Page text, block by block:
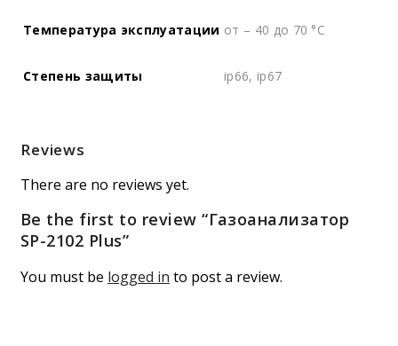
Температура эксплуатации от – 40 до 70 °C
Степень защиты ip66, ip67
Reviews
There are no reviews yet.
Be the first to review “Газоанализатор
SP-2102 Plus”
You must be logged in to post a review.